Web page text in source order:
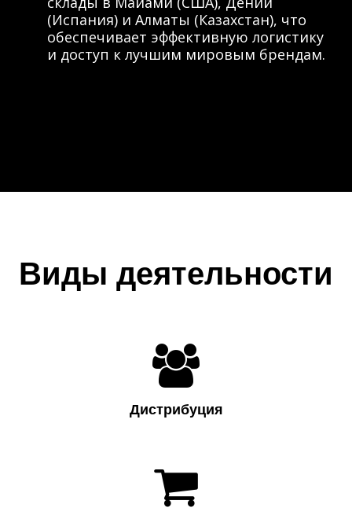
(Испания) и Алматы (Казахстан), что
обеспечивает эффективную логистику
и доступ к лучшим мировым брендам.
Виды деятельности

Дистрибуция
